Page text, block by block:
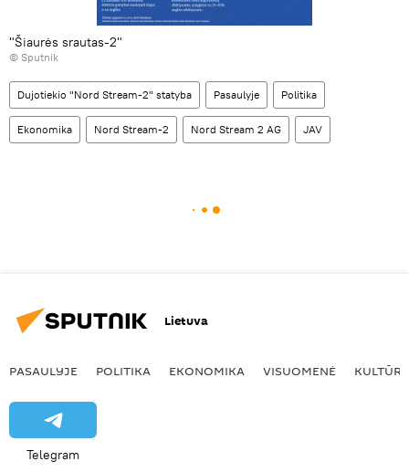
"Šiaurės srautas-2"
© Sputnik
Dujotiekio "Nord Stream-2" statyba Pasaulyje Politika
Ekonomika Nord Stream-2 Nord Stream 2 AG JAV
Lietuva
PASAULYJE POLITIKA EKONOMIKA VISUOMENĖ KULTŪRA
Telegram